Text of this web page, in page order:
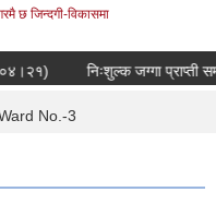
छ जिन्दगी-विकासमा
निःशुल्क जग्गा प्राप्ती
No.-3